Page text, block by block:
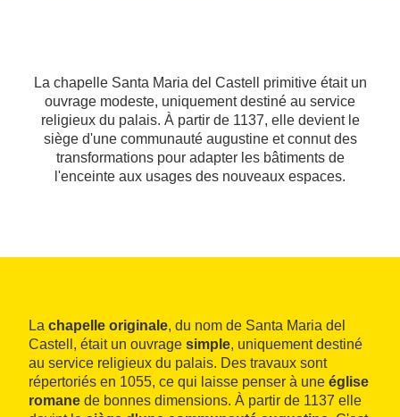
La chapelle Santa Maria del Castell primitive était un
ouvrage modeste, uniquement destiné au service
religieux du palais. À partir de 1137, elle devient le
siège d'une communauté augustine et connut des
transformations pour adapter les bâtiments de
l'enceinte aux usages des nouveaux espaces.
La chapelle originale, du nom de Santa Maria del
Castell, était un ouvrage simple, uniquement destiné
au service religieux du palais. Des travaux sont
répertoriés en 1055, ce qui laisse penser à une église
romane de bonnes dimensions. À partir de 1137 elle